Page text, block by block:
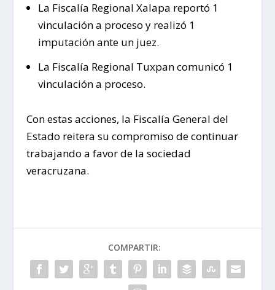
La Fiscalía Regional Xalapa reportó 1
vinculación a proceso y realizó 1
imputación ante un juez.
La Fiscalía Regional Tuxpan comunicó 1
vinculación a proceso.
Con estas acciones, la Fiscalía General del
Estado reitera su compromiso de continuar
trabajando a favor de la sociedad
veracruzana.
COMPARTIR: